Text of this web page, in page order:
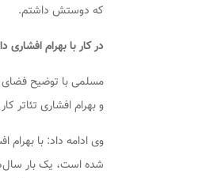
که دوستش داشتم.
در کار با بهرام افشاری
مسلمی با توضیح فضای
و بهرام افشاری تئاتر
وی ادامه داد: با بهرام
شده است، یک بار